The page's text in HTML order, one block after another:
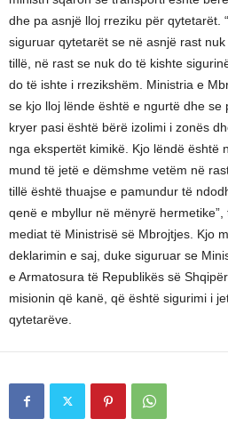
dhe pa asnjë lloj rreziku për qytetarët.
siguruar qytetarët se në asnjë rast
tillë, në rast se nuk do të kishte
do të ishte i rrezikshëm. Ministria e
se kjo lloj lënde është e ngurtë dhe se
kryer pasi është bërë izolimi i zonës
nga ekspertët kimikë. Kjo lëndë është
mund të jetë e dëmshme vetëm në
tillë është thuajse e pamundur të
qenë e mbyllur në mënyrë
mediat të Ministrisë së Mbrojtjes. Kjo
deklarimin e saj, duke siguruar se
e Armatosura të Republikës së
misionin që kanë, që është sigurimi i
qytetarëve.